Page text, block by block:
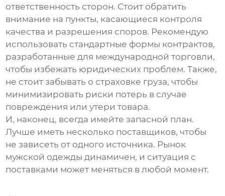
ответственность сторон. Стоит обратить
внимание на пункты, касающиеся контроля
качества и разрешения споров. Рекомендую
использовать стандартные формы контрактов,
разработанные для международной торговли,
чтобы избежать юридических проблем. Также,
не стоит забывать о страховке груза, чтобы
минимизировать риски потерь в случае
повреждения или утери товара.
И, наконец, всегда имейте запасной план.
Лучше иметь несколько поставщиков, чтобы
не зависеть от одного источника. Рынок
мужской одежды динамичен, и ситуация с
поставками может меняться в любой момент.